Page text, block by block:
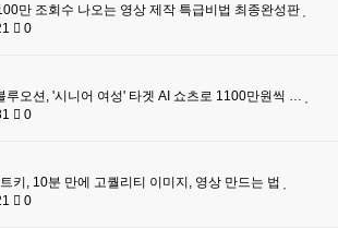
만 조회수 나오는 영상 제작 특급비법 최종완성판
0
루오션, '시니어 여성' 타겟 AI 쇼츠로 1100만원씩 …
0
키, 10분 만에 고퀄리티 이미지, 영상 만드는 법
0